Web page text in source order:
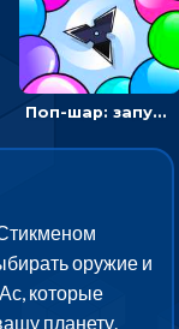
Поп-шар: запускать колючку, чтобы лопать воздушные шарики
оружие и
которые
планету.